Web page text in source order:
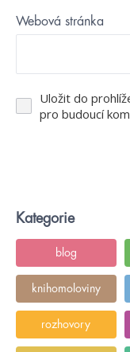
Webová stránka
Uložit do
pro budoucí
Kategorie
blog
knihomoloviny
rozhovory